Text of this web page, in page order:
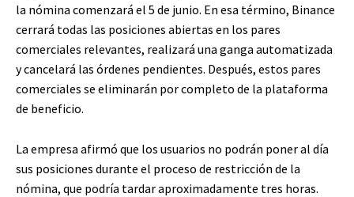
la nómina comenzará el 5 de junio. En esa término, Binance
cerrará todas las posiciones abiertas en los pares
comerciales relevantes, realizará una ganga automatizada
y cancelará las órdenes pendientes. Después, estos pares
comerciales se eliminarán por completo de la plataforma
de beneficio.
La empresa afirmó que los usuarios no podrán poner al día
sus posiciones durante el proceso de restricción de la
nómina, que podría tardar aproximadamente tres horas.